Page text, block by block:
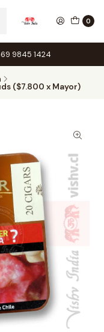
0
9845 1424
($7.800 x Mayor)